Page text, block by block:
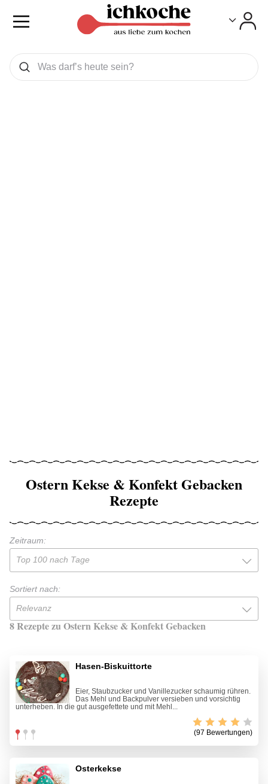
Was wollen Sie suchen
Suchen
Ostern Kekse & Konfekt Gebacken
Rezepte
Zeitraum:
Top 100 nach Tage
Sortiert nach:
Relevanz
8 Rezepte zu Ostern Kekse & Konfekt Gebacken
Hasen-Biskuittorte
Eier, Staubzucker und Vanillezucker schaumig rühren.
Das Mehl und Backpulver versieben und vorsichtig
unterheben. In die gut ausgefettete und mit Mehl...
(97 Bewertungen)
Osterkekse